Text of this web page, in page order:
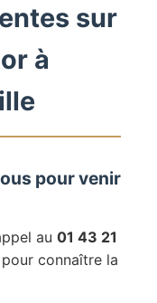
sur
à
pour venir
au 01 43 21
connaître la